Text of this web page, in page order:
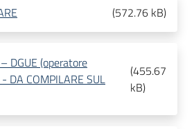
(572.76 kB)
DGUE (operatore
DA COMPILARE SUL
(455.67
kB)